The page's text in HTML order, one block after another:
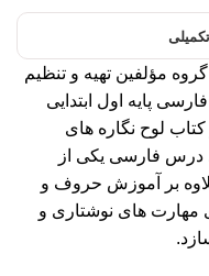
مؤلفین تهیه و تنظیم
پایه اول ابتدایی
لوح نگاره های
درس فارسی یکی از
بر آموزش حروف و
مهارت های نوشتاری و